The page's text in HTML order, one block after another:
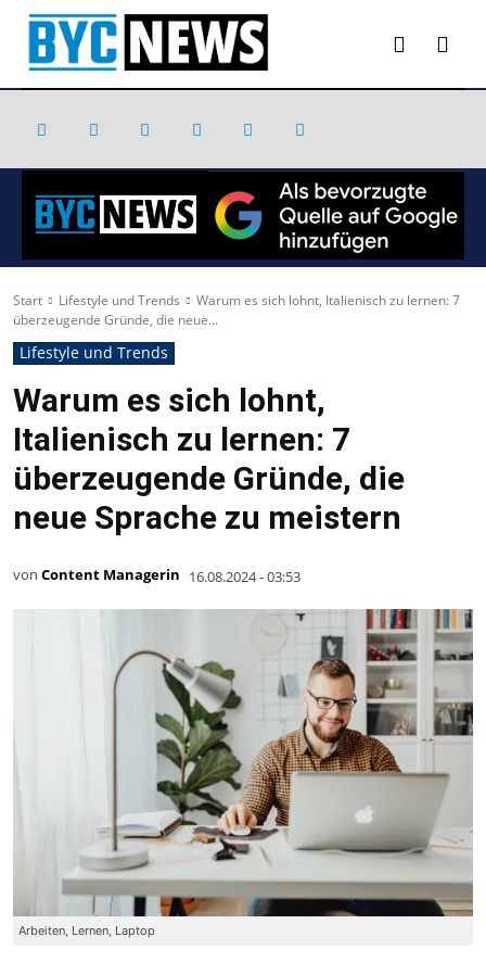
Start Lifestyle und Trends
Warum es sich lohnt, Italienisch zu lernen: 7
überzeugende Gründe, die neue...
Lifestyle und Trends
Warum es sich lohnt,
Italienisch zu lernen: 7
überzeugende Gründe, die
neue Sprache zu meistern
von Content Managerin 16.08.2024 - 03:53
Arbeiten, Lernen, Laptop